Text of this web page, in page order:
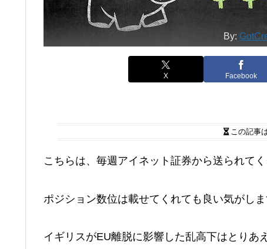
By:
X Facebook
この記事
こちらは、毎週アイネット証券から送られて
ポジション数位は載せてくれても良い気がし
イギリスがEU離脱に影響した乱高下はとりあ